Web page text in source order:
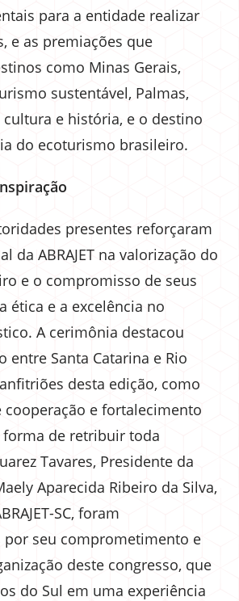
para a entidade realizar
e as premiações que
como Minas Gerais,
sustentável, Palmas,
e história, e o destino
do ecoturismo brasileiro.
presentes reforçaram
da ABRAJET na valorização do
e o compromisso de seus
ética e a excelência no
A cerimônia destacou
entre Santa Catarina e Rio
desta edição, como
cooperação e fortalecimento
de retribuir toda
Tavares, Presidente da
Aparecida Ribeiro da Silva,
SC, foram
por seu comprometimento e
deste congresso, que
do Sul em uma experiência